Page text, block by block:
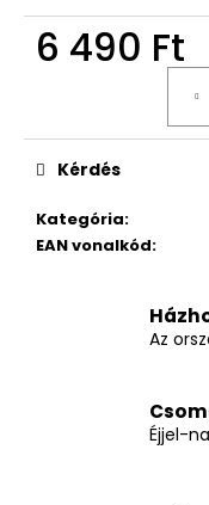
6 490 Ft
Kategória:
EAN vonalkód:
Kérdés
Az
Éjjel-